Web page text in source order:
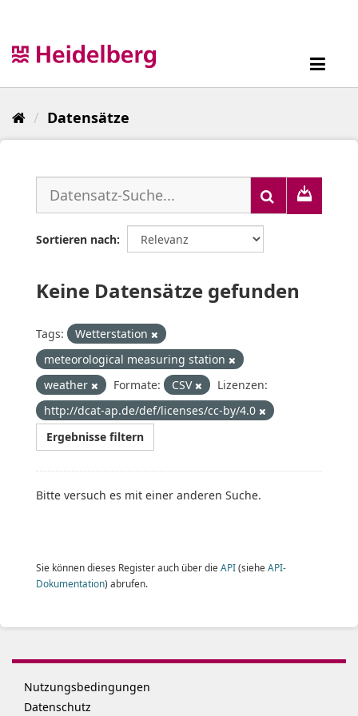
Datensätze
Sortieren nach
Keine Datensätze gefunden
Tags:
Wetterstation
meteorological measuring station
weather
Formate: CSV
Lizenzen:
http://dcat-ap.de/def/licenses/cc-by/4.0
Ergebnisse filtern
Bitte versuch es mit einer anderen Suche.
Sie können dieses Register auch über die API(siehe API-
Dokumentation) abrufen.
Nutzungsbedingungen
Datenschutz